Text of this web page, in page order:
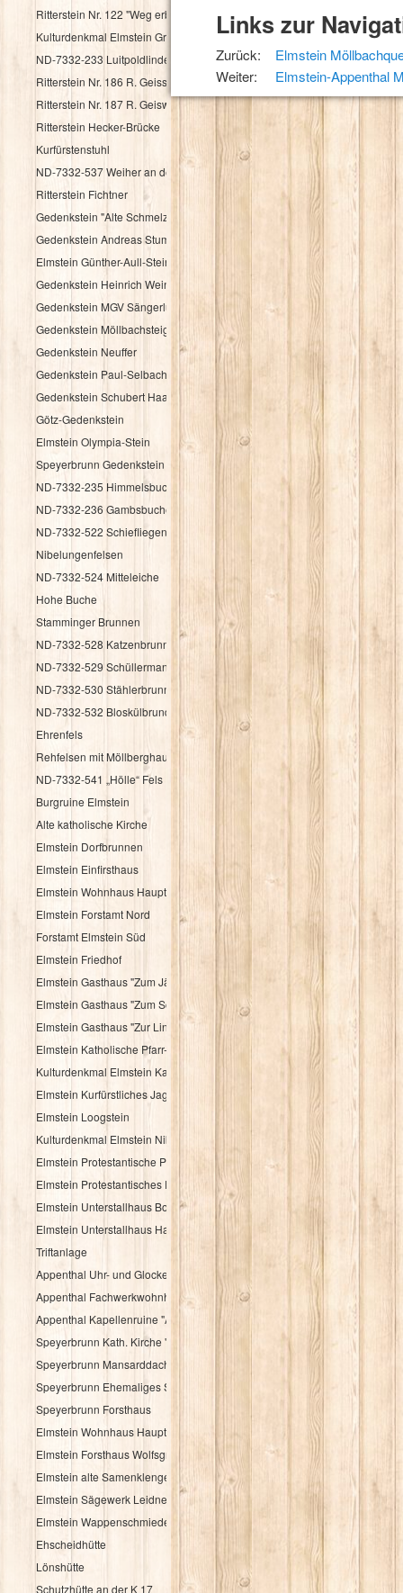
Ritterstein Nr. 122 "Weg erbaut Frh. v. Hacke 1737"
Kulturdenkmal Elmstein Grenzstein
ND-7332-233 Luitpoldlinde
Ritterstein Nr. 186 R. Geisskopferhof
Ritterstein Nr. 187 R. Geiswieserhof
Ritterstein Hecker-Brücke
Kurfürstenstuhl
ND-7332-537 Weiher an der Speyerbachquelle
Ritterstein Fichtner
Gedenkstein "Alte Schmelz"
Gedenkstein Andreas Stumpf
Elmstein Günther-Aull-Stein
Gedenkstein Heinrich Weintz
Gedenkstein MGV Sängerlust Elmstein
Gedenkstein Möllbachsteige
Gedenkstein Neuffer
Gedenkstein Paul-Selbach-Ruh
Gedenkstein Schubert Haag
Götz-Gedenkstein
Elmstein Olympia-Stein
Speyerbrunn Gedenkstein HK 1987
ND-7332-235 Himmelsbuche
ND-7332-236 Gambsbuche
ND-7332-522 Schiefliegender Fels
Nibelungenfelsen
ND-7332-524 Mitteleiche
Hohe Buche
Stamminger Brunnen
ND-7332-528 Katzenbrunnen
ND-7332-529 Schüllermannsbrunnen
ND-7332-530 Stählerbrunnen
ND-7332-532 Bloskülbrundsicht
Ehrenfels
Rehfelsen mit Möllberghaus
ND-7332-541 „Hölle“ Fels
Burgruine Elmstein
Alte katholische Kirche
Elmstein Dorfbrunnen
Elmstein Einfirsthaus
Elmstein Wohnhaus Hauptstraße 30
Elmstein Forstamt Nord
Forstamt Elmstein Süd
Elmstein Friedhof
Elmstein Gasthaus "Zum Jäger aus Kurpfalz"
Elmstein Gasthaus "Zum Schloßberg"
Elmstein Gasthaus "Zur Linde"
Elmstein Katholische Pfarr- und Wallfahrtskirche
Kulturdenkmal Elmstein Katholisches Pfarrhaus
Elmstein Kurfürstliches Jagdhaus
Elmstein Loogstein
Kulturdenkmal Elmstein Nibelungenheim
Elmstein Protestantische Pfarrkirche
Elmstein Protestantisches Pfarrhaus
Elmstein Unterstallhaus Bogengasse 1 und 5
Elmstein Unterstallhaus Hauptstraße 35
Triftanlage
Appenthal Uhr- und Glockentürmchen
Appenthal Fachwerkwohnhaus Talstraße 2
Appenthal Kapellenruine "Alter Turm"
Speyerbrunn Kath. Kirche "St. Wendelinus u. St. Hubertus"
Speyerbrunn Mansarddachbau
Speyerbrunn Ehemaliges Schulhaus
Speyerbrunn Forsthaus
Elmstein Wohnhaus Hauptstraße 48
Elmstein Forsthaus Wolfsgrube
Elmstein alte Samenklenge
Elmstein Sägewerk Leidner
Elmstein Wappenschmiede
Ehscheidhütte
Lönshütte
Schutzhütte an der K 17
Links zur
Zurück:
Elmstein
Weiter:
Elmstein-Appenthal